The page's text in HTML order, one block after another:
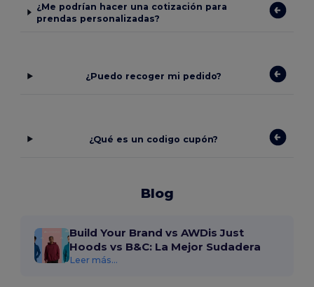
¿Me podrían hacer una cotización para
prendas personalizadas?
¿Puedo recoger mi pedido?
¿Qué es un codigo cupón?
Blog
Build Your Brand vs AWDis Just
Hoods vs B&C: La Mejor Sudadera
Leer más...